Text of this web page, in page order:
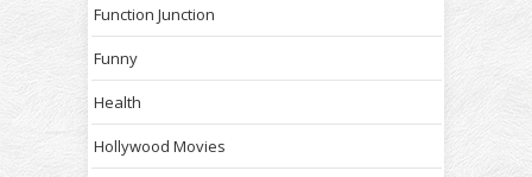
Function Junction
Funny
Health
Hollywood Movies